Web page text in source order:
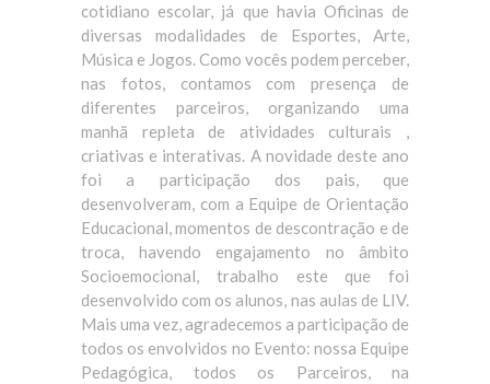
cotidiano escolar, já que havia Oficinas de
diversas modalidades de Esportes, Arte,
Música e Jogos. Como vocês podem perceber,
nas fotos, contamos com presença de
diferentes parceiros, organizando uma
manhã repleta de atividades culturais ,
criativas e interativas. A novidade deste ano
foi a participação dos pais, que
desenvolveram, com a Equipe de Orientação
Educacional, momentos de descontração e de
troca, havendo engajamento no âmbito
Socioemocional, trabalho este que foi
desenvolvido com os alunos, nas aulas de LIV.
Mais uma vez, agradecemos a participação de
todos os envolvidos no Evento: nossa Equipe
Pedagógica, todos os Parceiros, na